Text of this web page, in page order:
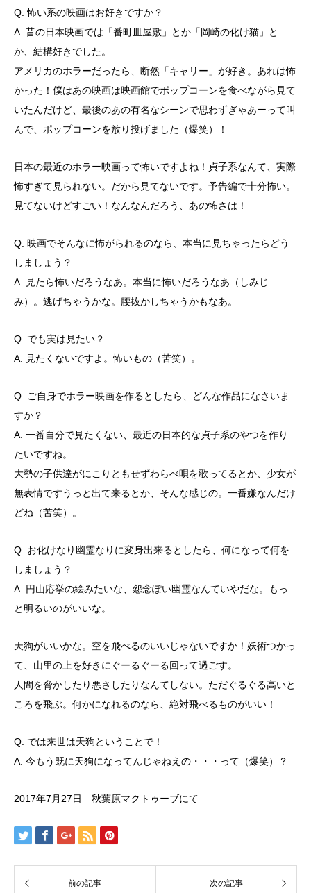
Q. 怖い系の映画はお好きですか？
A. 昔の日本映画では「番町皿屋敷」とか「岡崎の化け猫」と
か、結構好きでした。
アメリカのホラーだったら、断然「キャリー」が好き。あれは怖
かった！僕はあの映画は映画館でポップコーンを食べながら見て
いたんだけど、最後のあの有名なシーンで思わずぎゃあーって叫
んで、ポップコーンを放り投げました（爆笑）！
日本の最近のホラー映画って怖いですよね！貞子系なんて、実際
怖すぎて見られない。だから見てないです。予告編で十分怖い。
見てないけどすごい！なんなんだろう、あの怖さは！
Q. 映画でそんなに怖がられるのなら、本当に見ちゃったらどう
しましょう？
A. 見たら怖いだろうなあ。本当に怖いだろうなあ（しみじ
み）。逃げちゃうかな。腰抜かしちゃうかもなあ。
Q. でも実は見たい？
A. 見たくないですよ。怖いもの（苦笑）。
Q. ご自身でホラー映画を作るとしたら、どんな作品になさいま
すか？
A. 一番自分で見たくない、最近の日本的な貞子系のやつを作り
たいですね。
大勢の子供達がにこりともせずわらべ唄を歌ってるとか、少女が
無表情ですうっと出て来るとか、そんな感じの。一番嫌なんだけ
どね（苦笑）。
Q. お化けなり幽霊なりに変身出来るとしたら、何になって何を
しましょう？
A. 円山応挙の絵みたいな、怨念ぽい幽霊なんていやだな。もっ
と明るいのがいいな。
天狗がいいかな。空を飛べるのいいじゃないですか！妖術つかっ
て、山里の上を好きにぐーるぐーる回って過ごす。
人間を脅かしたり悪さしたりなんてしない。ただぐるぐる高いと
ころを飛ぶ。何かになれるのなら、絶対飛べるものがいい！
Q. では来世は天狗ということで！
A. 今もう既に天狗になってんじゃねえの・・・って（爆笑）？
2017年7月27日 秋葉原マクトゥーブにて